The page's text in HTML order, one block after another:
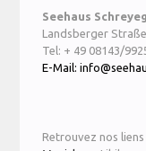
Seehaus
Landsberger
Tel: + 49 08143/
E-Mail:
Retrouvez nos